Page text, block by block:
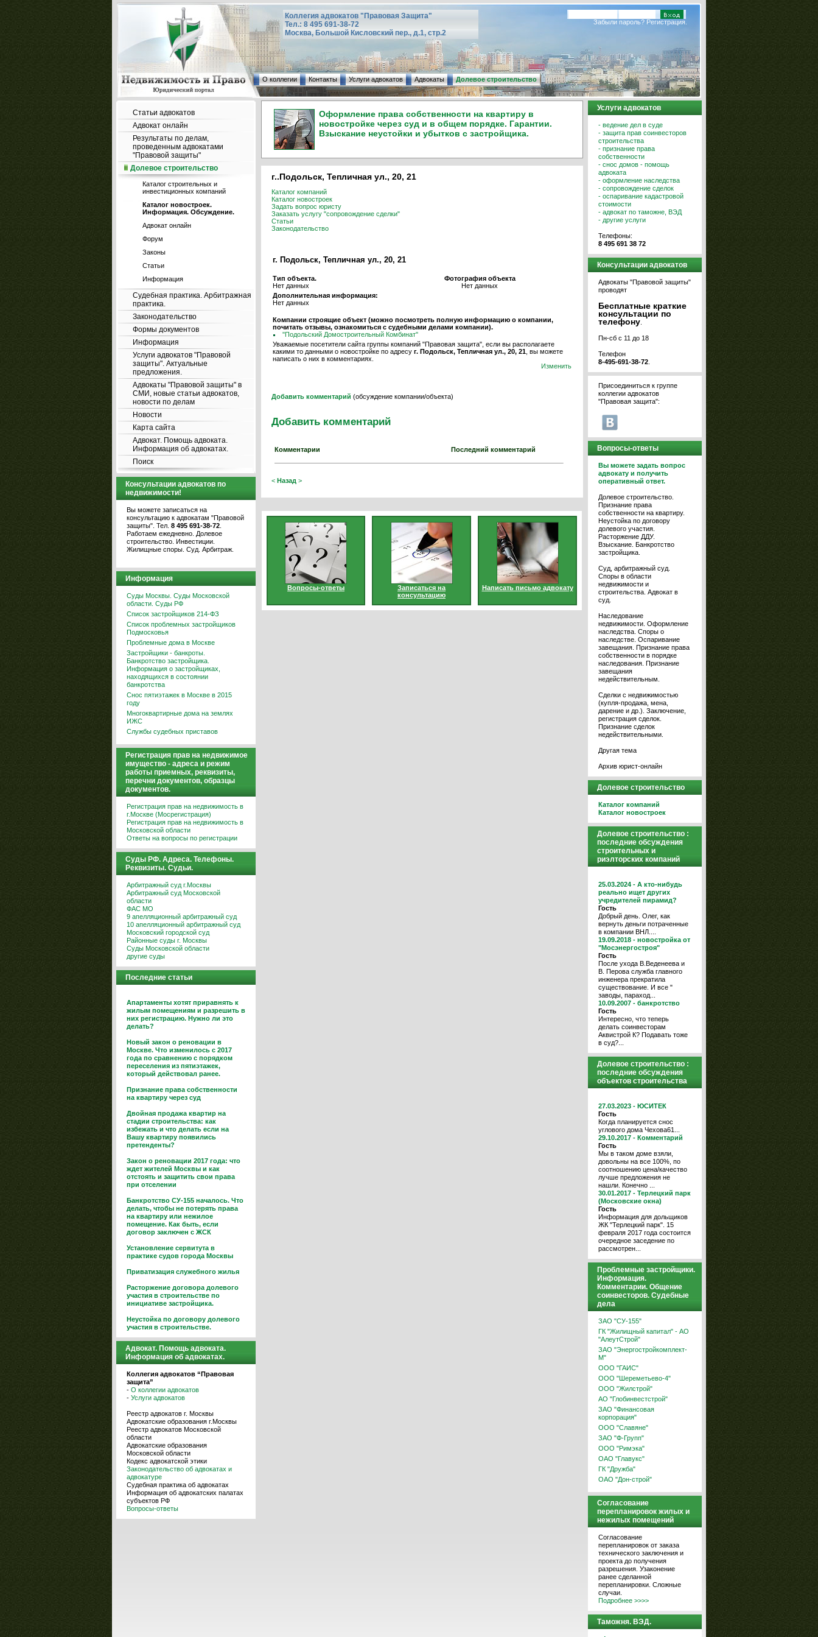
Коллегия адвокатов "Правовая Защита"
Тел.: 8 495 691-38-72
Москва, Большой Кисловский пер., д.1, стр.2
Забыли пароль? Регистрация.
О коллегии Контакты Услуги адвокатов Адвокаты Долевое строительство
Статьи адвокатов
Адвокат онлайн
Результаты по делам,
проведенным адвокатами
"Правовой защиты"
Долевое строительство
Каталог строительных и
инвестиционных компаний
Каталог новостроек.
Информация. Обсуждение.
Адвокат онлайн
Форум
Законы
Статьи
Информация
Судебная практика. Арбитражная
практика.
Законодательство
Формы документов
Информация
Услуги адвокатов "Правовой
защиты". Актуальные
предложения.
Адвокаты "Правовой защиты" в
СМИ, новые статьи адвокатов,
новости по делам
Новости
Карта сайта
Адвокат. Помощь адвоката.
Информация об адвокатах.
Поиск
Консультации адвокатов по
недвижимости!
Вы можете записаться на
консультацию к адвокатам "Правовой
защиты". Тел. 8 495 691-38-72
Работаем ежедневно. Долевое
строительство. Инвестиции.
Жилищные споры. Суд. Арбитраж.
Информация
Суды Москвы. Суды Московской
области. Суды РФ
Список застройщиков 214-ФЗ
Список проблемных застройщиков
Подмосковья
Проблемные дома в Москве
Застройщики - банкроты.
Банкротство застройщика.
Информация о застройщиках,
находящихся в состоянии
банкротства
Снос пятиэтажек в Москве в 2015
году
Многоквартирные дома на землях
ИЖС
Службы судебных приставов
Регистрация прав на недвижимое
имущество - адреса и режим
работы приемных, реквизиты,
перечни документов, образцы
документов.
Регистрация прав на недвижимость в
г.Москве (Мосрегистрация)
Регистрация прав на недвижимость в
Московской области
Ответы на вопросы по регистрации
Суды РФ. Адреса. Телефоны.
Реквизиты. Судьи.
Арбитражный суд г.Москвы
Арбитражный суд Московской
области
ФАС МО
9 апелляционный арбитражный суд
10 апелляционный арбитражный суд
Московский городской суд
Районные суды г. Москвы
Суды Московской области
другие суды
Последние статьи
Апартаменты хотят приравнять к
жилым помещениям и разрешить в
них регистрацию. Нужно ли это
делать?
Новый закон о реновации в
Москве. Что изменилось с 2017
года по сравнению с порядком
переселения из пятиэтажек,
который действовал ранее.
Признание права собственности
на квартиру через суд
Двойная продажа квартир на
стадии строительства: как
избежать и что делать если на
Вашу квартиру появились
претенденты?
Закон о реновации 2017 года: что
ждет жителей Москвы и как
отстоять и защитить свои права
при отселении
Банкротство СУ-155 началось. Что
делать, чтобы не потерять права
на квартиру или нежилое
помещение. Как быть, если
договор заключен с ЖСК
Установление сервитута в
практике судов города Москвы
Приватизация служебного жилья
Расторжение договора долевого
участия в строительстве по
инициативе застройщика.
Неустойка по договору долевого
участия в строительстве.
Адвокат. Помощь адвоката.
Информация об адвокатах.
Коллегия адвокатов “Правовая
защита”
- О коллегии адвокатов
- Услуги адвокатов
Реестр адвокатов г. Москвы
Адвокатские образования г.Москвы
Реестр адвокатов Московской
области
Адвокатские образования
Московской области
Кодекс адвокатской этики
Законодательство об адвокатах и
адвокатуре
Судебная практика об адвокатах
Информация об адвокатских палатах
субъектов РФ
Вопросы-ответы
Оформление права собственности на квартиру в
новостройке через суд и в общем порядке. Гарантии.
Взыскание неустойки и убытков с застройщика.
г..Подольск, Тепличная ул., 20, 21
Каталог компаний
Каталог новостроек
Задать вопрос юристу
Заказать услугу "сопровождение сделки"
Статьи
Законодательство
г. Подольск, Тепличная ул., 20, 21
Тип объекта.
Нет данных
Фотография объекта
Нет данных
Дополнительная информация:
Нет данных
Компании строящие объект (можно посмотреть полную информацию о компании,
почитать отзывы, ознакомиться с судебными делами компании).
''Подольский Домостроительный Комбинат''
Уважаемые посетители сайта группы компаний "Правовая защита", если вы располагаете
какими то данными о новостройке по адресу г. Подольск, Тепличная ул., 20, 21, вы можете
написать о них в комментариях.
Изменить
Добавить комментарий (обсуждение компании/объекта)
Добавить комментарий
Комментарии Последний комментарий
< Назад >
Вопросы-ответы
Записаться на
консультацию
Написать письмо адвокату
Услуги адвокатов
- ведение дел в суде
- защита прав соинвесторов
строительства
- признание права
собственности
- снос домов - помощь
адвоката
- оформление наследства
- сопровождение сделок
- оспаривание кадастровой
стоимости
- адвокат по таможне, ВЭД
- другие услуги
Телефоны:
8 495 691 38 72
Консультации адвокатов
Адвокаты "Правовой защиты"
проводят
Бесплатные краткие
консультации по
телефону
Пн-сб с 11 до 18
Телефон
8-495-691-38-72
Присоединиться к группе
коллегии адвокатов
"Правовая защита":
Вопросы-ответы
Вы можете задать вопрос
адвокату и получить
оперативный ответ.
Долевое строительство.
Признание права
собственности на квартиру.
Неустойка по договору
долевого участия.
Расторжение ДДУ.
Взыскание. Банкротство
застройщика.
Суд, арбитражный суд.
Споры в области
недвижимости и
строительства. Адвокат в
суд.
Наследование
недвижимости. Оформление
наследства. Споры о
наследстве. Оспаривание
завещания. Признание права
собственности в порядке
наследования. Признание
завещания
недействительным.
Сделки с недвижимостью
(купля-продажа, мена,
дарение и др.). Заключение,
регистрация сделок.
Признание сделок
недействительными.
Другая тема
Архив юрист-онлайн
Долевое строительство
Каталог компаний
Каталог новостроек
Долевое строительство :
последние обсуждения
строительных и
риэлторских компаний
25.03.2024 - А кто-нибудь
реально ищет других
учредителей пирамид?
Гость
Добрый день. Олег, как
вернуть деньги потраченные
в компании ВНЛ....
19.09.2018 - новостройка от
"Мосэнергостроя"
Гость
После ухода В.Веденеева и
В. Перова служба главного
инженера прекратила
существование. И все "
заводы, параход...
10.09.2007 - банкротство
Гость
Интересно, что теперь
делать соинвесторам
Аквистрой К? Подавать тоже
в суд?...
Долевое строительство :
последние обсуждения
объектов строительства
27.03.2023 - ЮСИТЕК
Гость
Когда планируется снос
углового дома Чехова61...
29.10.2017 - Комментарий
Гость
Мы в таком доме взяли,
довольны на все 100%, по
соотношению цена/качество
лучше предложения не
нашли. Конечно ...
30.01.2017 - Терлецкий парк
(Московские окна)
Гость
Информация для дольщиков
ЖК "Терлецкий парк". 15
февраля 2017 года состоится
очередное заседение по
рассмотрен...
Проблемные застройщики.
Информация.
Комментарии. Общение
соинвесторов. Судебные
дела
ЗАО "СУ-155"
ГК "Жилищный капитал" - АО
"АлеутСтрой"
ЗАО "Энергостройкомплект-
М"
ООО "ГАИС"
ООО "Шереметьево-4"
ООО "Жилстрой"
АО "Глобинвестстрой"
ЗАО "Финансовая
корпорация"
ООО "Славяне"
ЗАО "Ф-Групп"
ООО "Римэка"
ОАО "Главукс"
ГК "Дружба"
ОАО "Дон-строй"
Согласование
перепланировок жилых и
нежилых помещений
Согласование
перепланировок от заказа
технического заключения и
проекта до получения
разрешения. Узаконение
ранее сделанной
перепланировки. Сложные
случаи.
Подробнее >>>>
Таможня. ВЭД.